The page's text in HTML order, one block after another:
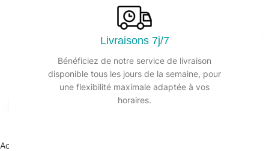
Livraisons 7j/7
Bénéficiez de notre service de livraison
disponible tous les jours de la semaine, pour
une flexibilité maximale adaptée à vos
horaires.
Accueil